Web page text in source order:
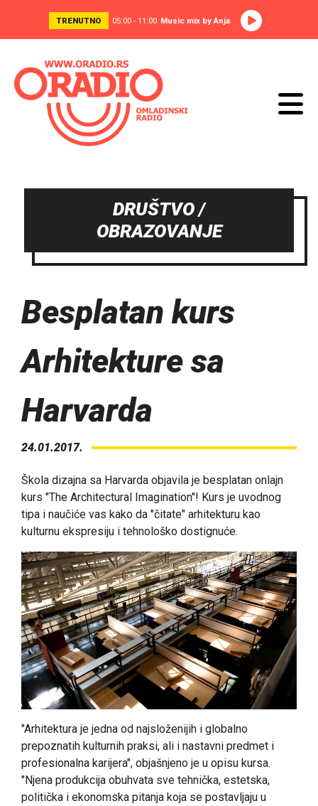
TRENUTNO 05:00 - 11:00 Music mix by Anja
DRUŠTVO /
OBRAZOVANJE
Besplatan kurs
Arhitekture sa
Harvarda
24.01.2017.
Škola dizajna sa Harvarda objavila je besplatan onlajn
kurs "The Architectural Imagination"! Kurs je uvodnog
tipa i naučiće vas kako da "čitate" arhitekturu kao
kulturnu ekspresiju i tehnološko dostignuće.
"Arhitektura je jedna od najsloženijih i globalno
prepoznatih kulturnih praksi, ali i nastavni predmet i
profesionalna karijera", objašnjeno je u opisu kursa.
"Njena produkcija obuhvata sve tehnička, estetska,
politička i ekonomska pitanja koja se postavljaju u